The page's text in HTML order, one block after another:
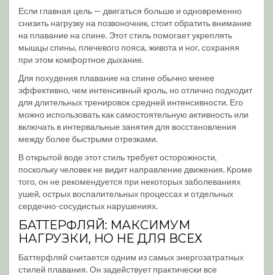
Если главная цель — двигаться больше и одновременно
снизить нагрузку на позвоночник, стоит обратить внимание
на плавание на спине. Этот стиль помогает укреплять
мышцы спины, плечевого пояса, живота и ног, сохраняя
при этом комфортное дыхание.
Для похудения плавание на спине обычно менее
эффективно, чем интенсивный кроль, но отлично подходит
для длительных тренировок средней интенсивности. Его
можно использовать как самостоятельную активность или
включать в интервальные занятия для восстановления
между более быстрыми отрезками.
В открытой воде этот стиль требует осторожности,
поскольку человек не видит направление движения. Кроме
того, он не рекомендуется при некоторых заболеваниях
ушей, острых воспалительных процессах и отдельных
сердечно-сосудистых нарушениях.
БАТТЕРФЛЯЙ: МАКСИМУМ
НАГРУЗКИ, НО НЕ ДЛЯ ВСЕХ
Баттерфляй считается одним из самых энергозатратных
стилей плавания. Он задействует практически все